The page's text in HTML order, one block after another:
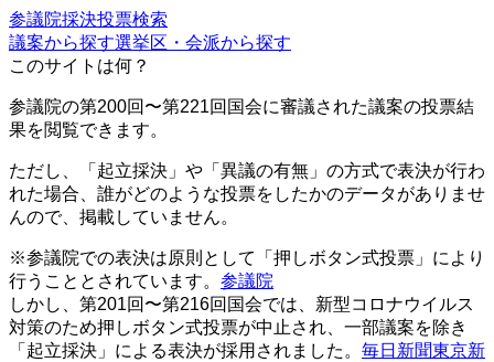
参議院採決投票検索
議案から探す選挙区・会派から探す
このサイトは何？
参議院の第200回〜第221回国会に審議された議案の投票結
果を閲覧できます。
ただし、「起立採決」や「異議の有無」の方式で表決が行わ
れた場合、誰がどのような投票をしたかのデータがありませ
んので、掲載していません。
※参議院での表決は原則として「押しボタン式投票」により
行うこととされています。 参議院
しかし、第201回〜第216回国会では、新型コロナウイルス
対策のため押しボタン式投票が中止され、一部議案を除き
「起立採決」による表決が採用されました。 毎日新聞東京新